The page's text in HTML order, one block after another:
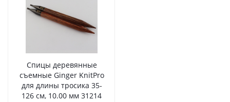
Спицы деревянные
съемные Ginger KnitPro
для длины тросика 35-
126 см, 10.00 мм 31214